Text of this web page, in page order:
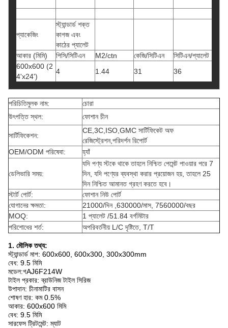
প্যাকেজিং
স্ট্যান্ডার্ড শক্ত
কাগজ এবং
কাঠের প্যালেট
আকার (মিমি)
পিসি/সিটিএন M2/ctn কেজি/সিটিএন
সিটিএন/প্যালেট
600x600 (2
4'x24')
4 1.44 31 36
পরিচিতিমুলক নাম:
চোরা
উৎপত্তি স্থল:
ফোশান চীন
সার্টিফিকেশন:
CE,3C,ISO,GMC সার্টিফিকেট অফ
রেজিস্ট্রেশন,পরিদর্শন রিপোর্ট
OEM/ODM পরিষেবা:
হ্যাঁ
ডেলিভারি সময়:
যদি পণ্য স্টকে থাকে তাহলে নিশ্চিত পেমেন্ট পাওয়ার পরে 7
দিন, যদি পণ্যের ব্যবস্থা করার প্রয়োজন হয়, তাহলে 25
দিন নিশ্চিত আমানত গ্রহণ করতে হবে।
স্টার্ট পোর্ট:
ফোশান নিউ পোর্ট
যোগানের ক্ষমতা:
21000/দিন ,630000/মাস, 7560000/বছর
MOQ:
1 প্যালেট /51.84 বর্গমিটার
পরিশোধের শর্ত:
অপরিবর্তনীয় L/C দৃষ্টিতে, T/T
1. মৌলিক তথ্য:
স্ট্যান্ডার্ড মাপ: 600x600, 600x300, 300x300mm
বেধ: 9.5 মিমি
মডেল:গAJ6F214W
টাইল প্রকার: ব্রাউনিজ টাইল সিরিজ
উপাদান: চীনামাটির বাসন
শোষণ হার: কম 0.5%
আকার: 600x600 মিমি
বেধ: 9.5 মিমি
সারফেস ট্রিটমেন্ট: ম্যাট